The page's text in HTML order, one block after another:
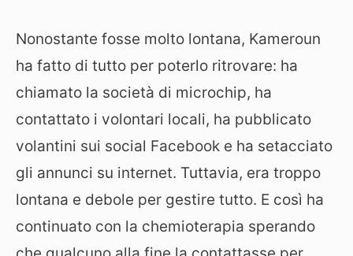
Nonostante fosse molto lontana, Kameroun
ha fatto di tutto per poterlo ritrovare: ha
chiamato la società di microchip, ha
contattato i volontari locali, ha pubblicato
volantini sui social Facebook e ha setacciato
gli annunci su internet. Tuttavia, era troppo
lontana e debole per gestire tutto. E così ha
continuato con la chemioterapia sperando